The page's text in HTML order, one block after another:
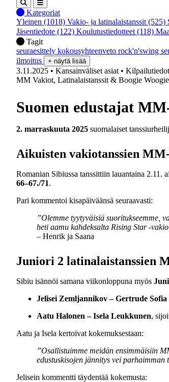
Kategoriat
Yleinen (1018) Vakio- ja latinalaistanssit (525)
Jäsentiedote (122) Koulutustiedotteet (118)
Tagit
seuraesittely kokousyhteenveto rock'n'swing
ilmoitus
+ näytä lisää
3.11.2025 • Kansainväliset asiat •
MM Vakiot, Latinalaistanssit & Boogie
Suomen edustajat
2. marraskuuta 2025 suomalaiset
Aikuisten vakiotanssien
Romanian Sibiussa tanssittiin lauantaina 2.11.
66–67./71.
Pari kommentoi kisapäiväänsä seuraavasti:
”Olemme tyytyväisiä suoritukseemme,
heti aamu kahdeksalta Rising Star -
– Henrik ja Saana
Juniori 2 latinalaistanssien
Sibiu isännöi samana viikonloppuna myös
Jelisei Zemljannikov – Gertrude
Aatu Halonen – Isela Leukkunen,
Aatu ja Isela kertoivat kokemuksestaan:
”Osallistuimme meidän ensimmäisiin
edustuskisojen jännitys vei
Jelisein kommentti täydentää kokemusta: